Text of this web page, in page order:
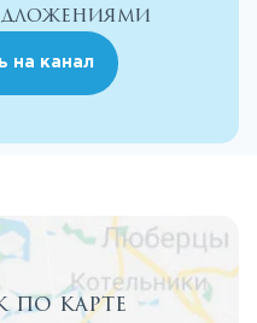
на канал
по карте